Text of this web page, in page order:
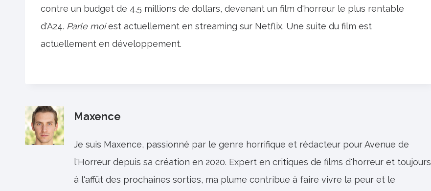
contre un budget de 4,5 millions de dollars, devenant un film d'horreur le plus rentable
d'A24. Parle moiest actuellement en streaming sur Netflix. Une suite du film est
actuellement en développement.
Maxence
Je suis Maxence, passionné par le genre horrifique et rédacteur pour Avenue de
l'Horreur depuis sa création en 2020. Expert en critiques de films d'horreur et toujours
à l'affût des prochaines sorties, ma plume contribue à faire vivre la peur et le